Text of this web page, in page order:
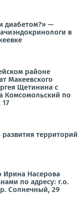
диабетом?» —
в
районе
Макеевского
Щетинина с
Комсомольский по
территорий
Ирина Насерова
по адресу: г.о.
Солнечный, 29